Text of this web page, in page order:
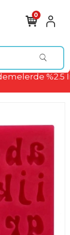
%2.5
0